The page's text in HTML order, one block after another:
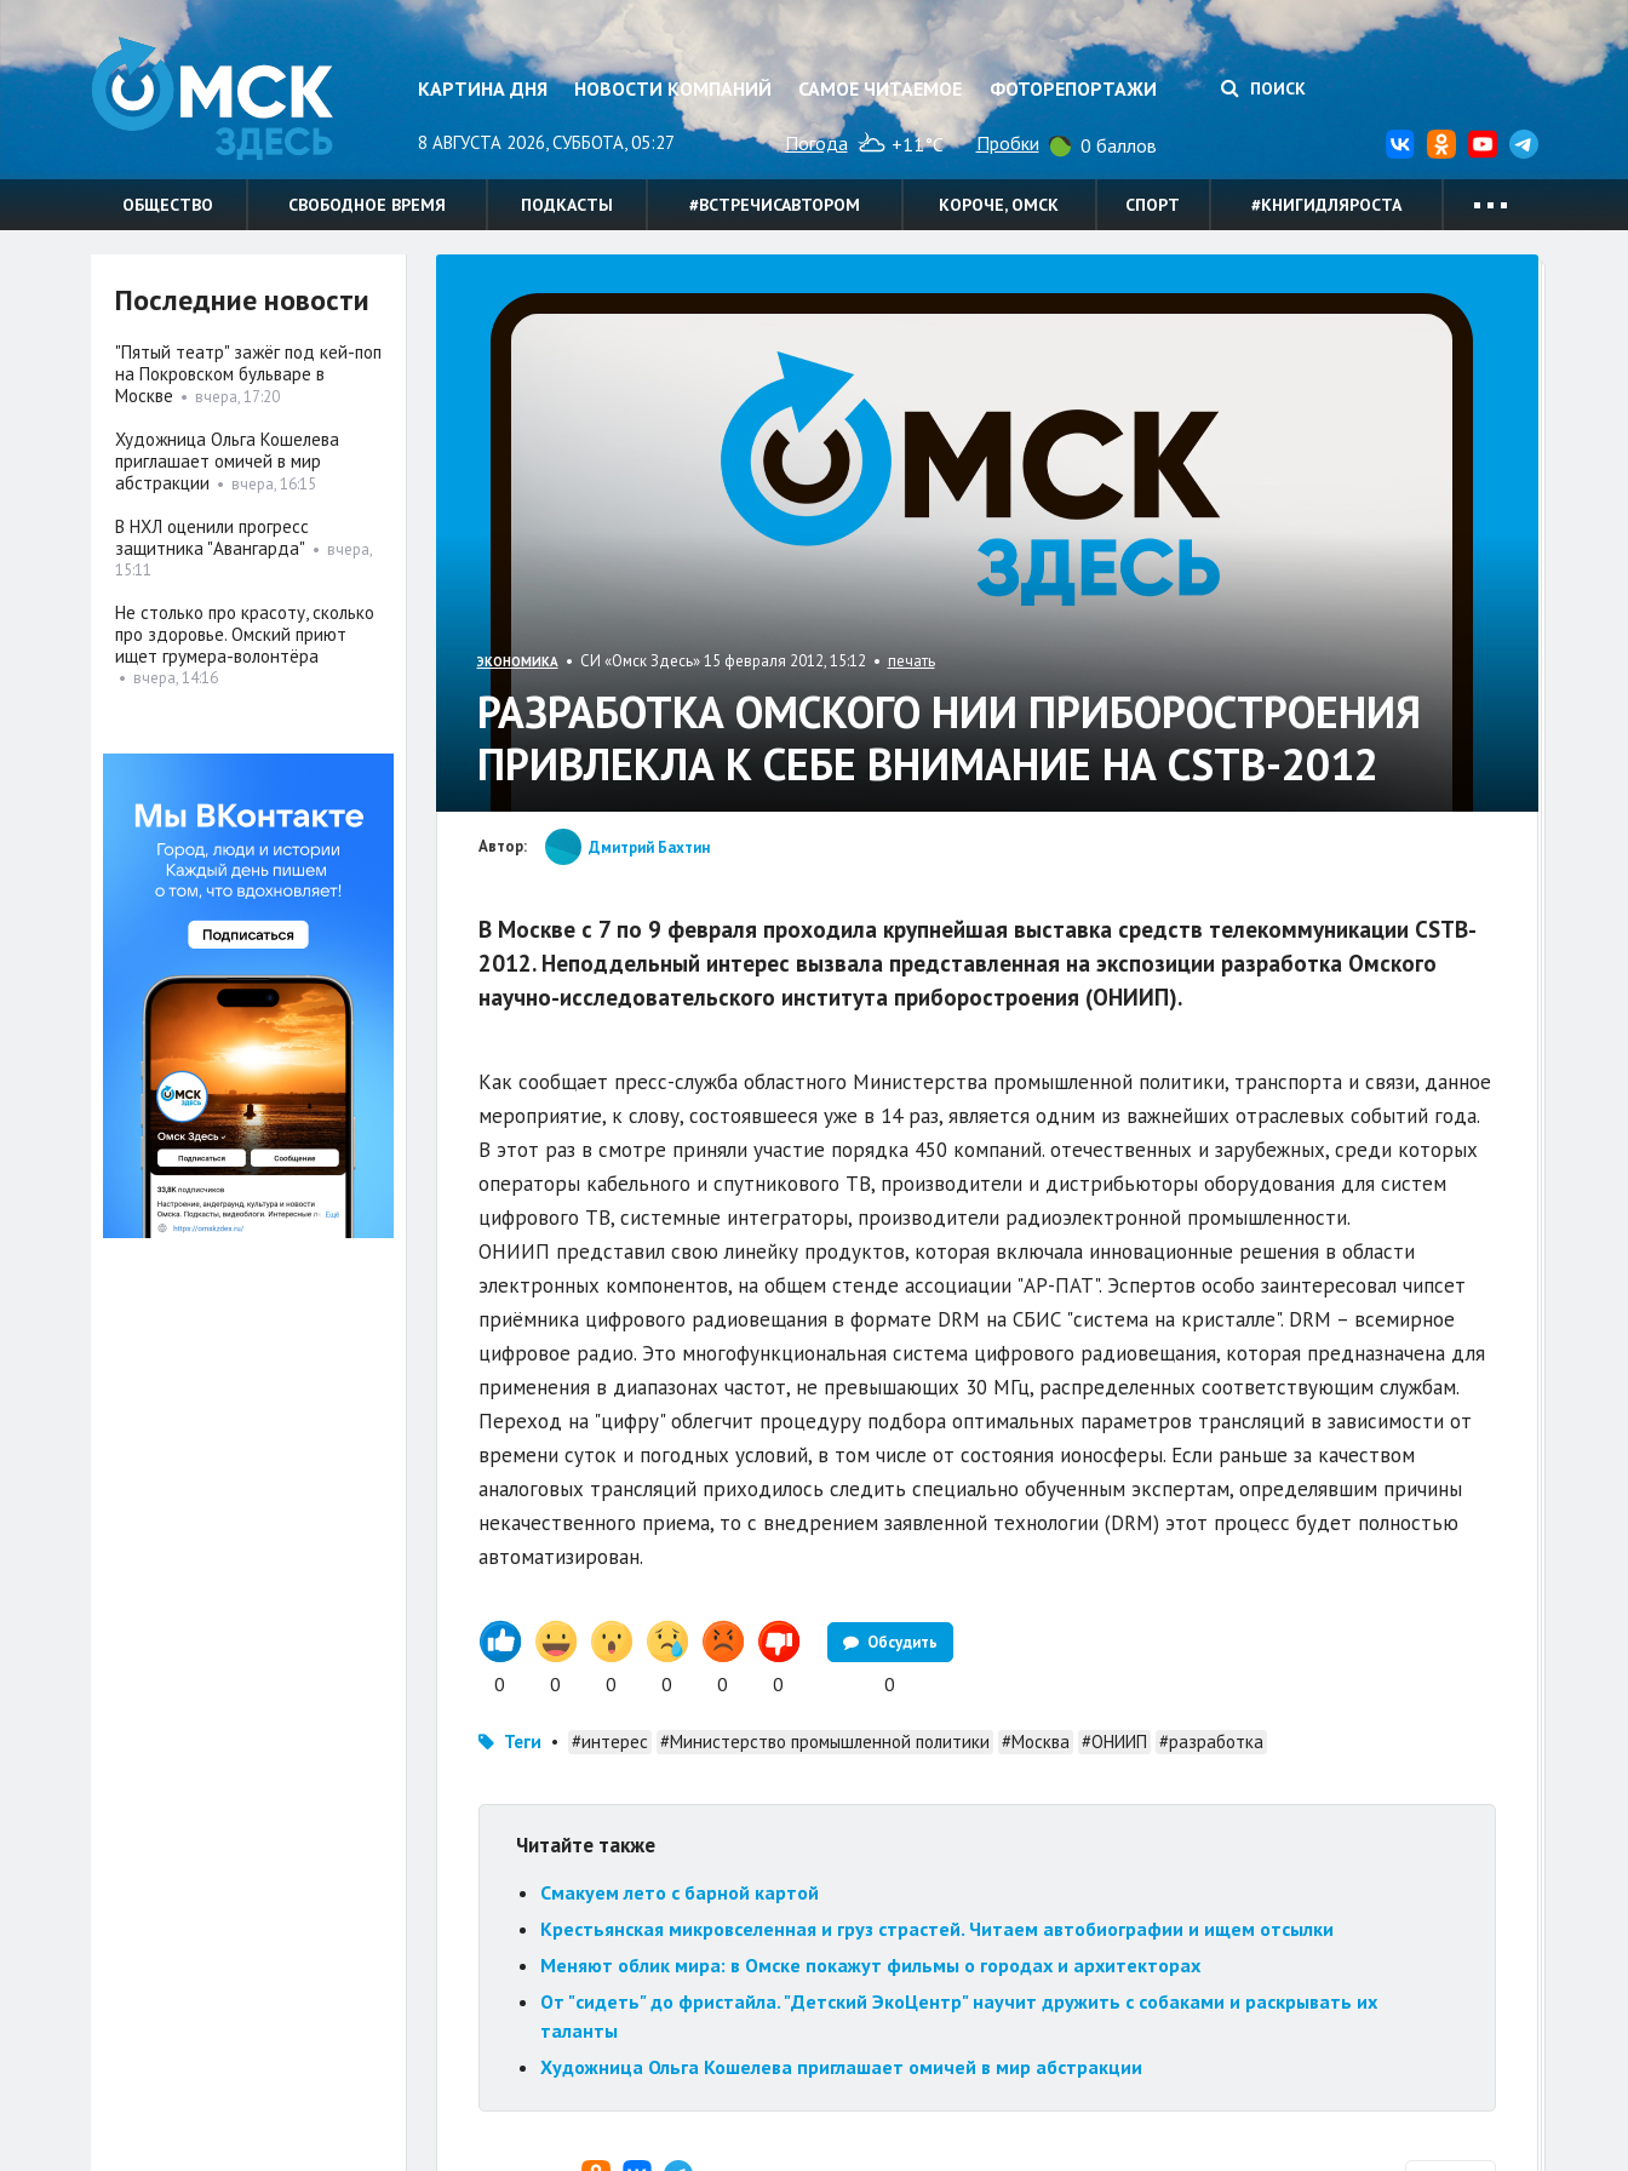
КАРТИНА ДНЯ НОВОСТИ КОМПАНИЙ САМОЕ ЧИТАЕМОЕ ФОТОРЕПОРТАЖИ ПОИСК
8 АВГУСТА 2026, СУББОТА, 05:27 Погода +11°C Пробки 0 баллов
ОБЩЕСТВО СВОБОДНОЕ ВРЕМЯ ПОДКАСТЫ #ВСТРЕЧИСАВТОРОМ КОРОЧЕ, ОМСК СПОРТ #КНИГИДЛЯРОСТА
ЭКОНОМИКА• СИ «Омск Здесь» 15 февраля 2012, 15:12 • печать
РАЗРАБОТКА ОМСКОГО НИИ ПРИБОРОСТРОЕНИЯ
ПРИВЛЕКЛА К СЕБЕ ВНИМАНИЕ НА CSTB-2012
Автор: Дмитрий Бахтин
В Москве с 7 по 9 февраля проходила крупнейшая выставка средств телекоммуникации CSTB-
2012. Неподдельный интерес вызвала представленная на экспозиции разработка Омского
научно-исследовательского института приборостроения (ОНИИП).
Как сообщает пресс-служба областного Министерства промышленной политики, транспорта и связи, данное
мероприятие, к слову, состоявшееся уже в 14 раз, является одним из важнейших отраслевых событий года.
В этот раз в смотре приняли участие порядка 450 компаний. отечественных и зарубежных, среди которых
операторы кабельного и спутникового ТВ, производители и дистрибьюторы оборудования для систем
цифрового ТВ, системные интеграторы, производители радиоэлектронной промышленности.
ОНИИП представил свою линейку продуктов, которая включала инновационные решения в области
электронных компонентов, на общем стенде ассоциации "АР-ПАТ". Эспертов особо заинтересовал чипсет
приёмника цифрового радиовещания в формате DRM на СБИС "система на кристалле". DRM – всемирное
цифровое радио. Это многофункциональная система цифрового радиовещания, которая предназначена для
применения в диапазонах частот, не превышающих 30 МГц, распределенных соответствующим службам.
Переход на "цифру" облегчит процедуру подбора оптимальных параметров трансляций в зависимости от
времени суток и погодных условий, в том числе от состояния ионосферы. Если раньше за качеством
аналоговых трансляций приходилось следить специально обученным экспертам, определявшим причины
некачественного приема, то с внедрением заявленной технологии (DRM) этот процесс будет полностью
автоматизирован.
0 0 0 0 0 0
Обсудить
0
Теги • #интерес #Министерство промышленной политики #Москва #ОНИИП #разработка
Читайте также
Смакуем лето с барной картой
Крестьянская микровселенная и груз страстей. Читаем автобиографии и ищем отсылки
Меняют облик мира: в Омске покажут фильмы о городах и архитекторах
От "сидеть" до фристайла. "Детский ЭкоЦентр" научит дружить с собаками и раскрывать их
таланты
Художница Ольга Кошелева приглашает омичей в мир абстракции
Последние новости
"Пятый театр" зажёг под кей-поп
на Покровском бульваре в
Москве • вчера, 17:20
Художница Ольга Кошелева
приглашает омичей в мир
абстракции • вчера, 16:15
В НХЛ оценили прогресс
защитника "Авангарда" • вчера,
15:11
Не столько про красоту, сколько
про здоровье. Омский приют
ищет грумера-волонтёра
• вчера, 14:16